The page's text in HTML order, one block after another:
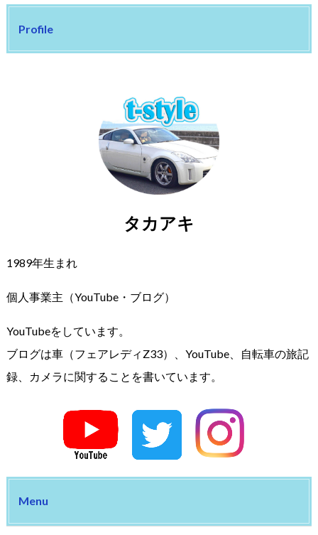
Profile
タカアキ
1989年生まれ
個人事業主（YouTube・ブログ）
YouTubeをしています。
ブログは車（フェアレディZ33）、YouTube、自転車の旅記
録、カメラに関することを書いています。
Menu